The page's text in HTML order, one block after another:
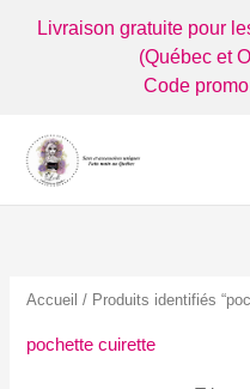
Livraison gratuite pour
(Québec et
Code
Accueil / Produits identifiés
pochette cuirette